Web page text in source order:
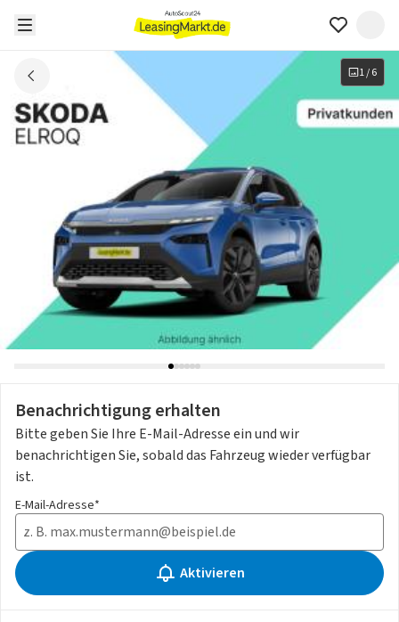
1/6
Benachrichtigung erhalten
Bitte geben Sie Ihre E-Mail-Adresse ein und wir
benachrichtigen Sie, sobald das Fahrzeug wieder verfügbar
ist.
E-Mail-Adresse*
Aktivieren